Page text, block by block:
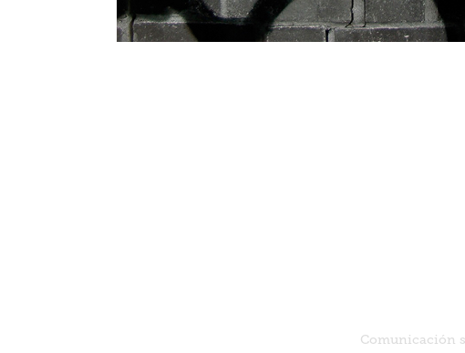
Comunicación